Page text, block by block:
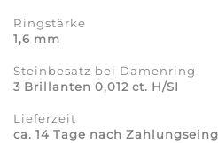
Ringstärke
1,6 mm
Steinbesatz bei Damenring
3 Brillanten 0,012 ct. H/SI
Lieferzeit
ca. 14 Tage nach